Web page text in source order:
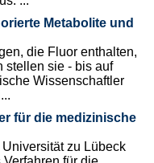
Metabolite und
die Fluor enthalten,
stellen sie - bis auf
Wissenschaftler
für die medizinische
zu Lübeck